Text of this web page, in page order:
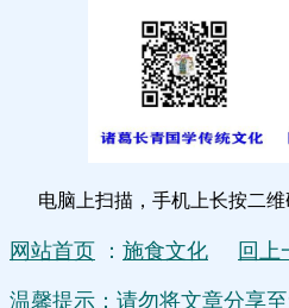
电脑上扫描，手机上长按二
网站首页 ： 施食文化 回上
温馨提示：请勿将文章分享